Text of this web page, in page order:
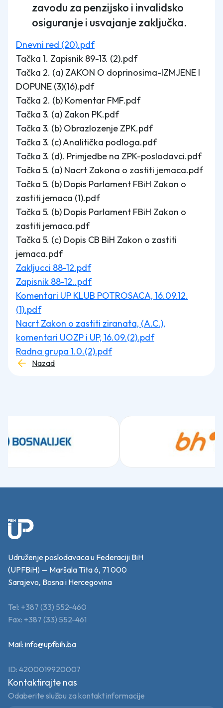
zavodu za penzijsko i invalidsko
osiguranje i usvajanje zaključka.
Dnevni red (20).pdf
Tačka 1. Zapisnik 89-13. (2).pdf
Tačka 2. (a) ZAKON O doprinosima-IZMJENE I
DOPUNE (3)(16).pdf
Tačka 2. (b) Komentar FMF.pdf
Tačka 3. (a) Zakon PK.pdf
Tačka 3. (b) Obrazlozenje ZPK.pdf
Tačka 3. (c) Analitička podloga.pdf
Tačka 3. (d). Primjedbe na ZPK-poslodavci.pdf
Tačka 5. (a) Nacrt Zakona o zastiti jemaca.pdf
Tačka 5. (b) Dopis Parlament FBiH Zakon o
zastiti jemaca (1).pdf
Tačka 5. (b) Dopis Parlament FBiH Zakon o
zastiti jemaca.pdf
Tačka 5. (c) Dopis CB BiH Zakon o zastiti
jemaca.pdf
Zakljucci 88-12.pdf
Zapisnik 88-12..pdf
Komentari UP KLUB POTROSACA, 16.09.12.
(1).pdf
Nacrt Zakon o zastiti ziranata, (A.C.),
komentari UOZP i UP, 16.09.(2).pdf
Radna grupa 1.0.(2).pdf
Nazad
Udruženje poslodavaca u Federaciji BiH
(UPFBiH) — Maršala Tita 6, 71 000
Sarajevo, Bosna i Hercegovina
Tel: +387 (33) 552-460
Fax: +387 (33) 552-461
Mail: info@upfbih.ba
ID: 4200019920007
Kontaktirajte nas
Odaberite službu za kontakt informacije